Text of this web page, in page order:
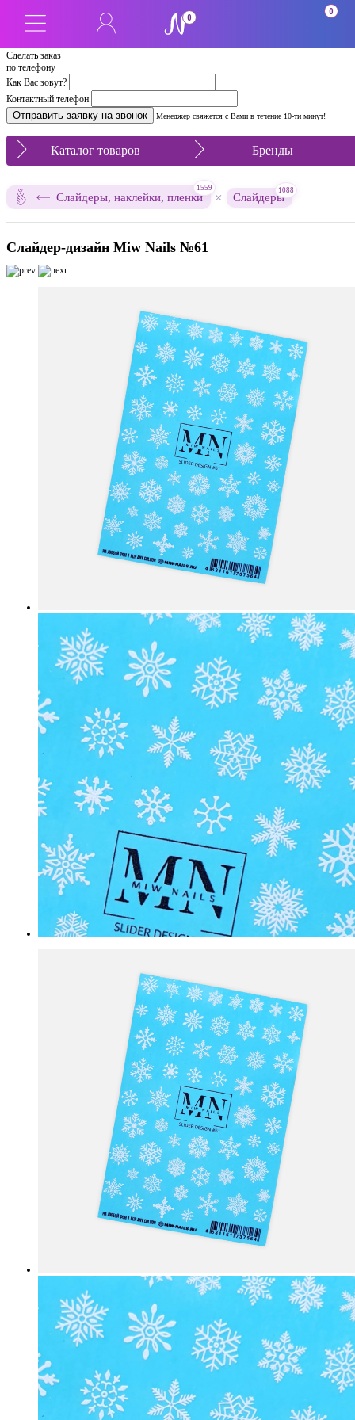
Сделать заказ
по телефону
Как Вас зовут?
Контактный телефон
Менеджер свяжется с Вами в течение 10-ти минут!
0
0
Каталог товаров Бренды
Слайдеры, наклейки, пленки
1559
× Слайдеры
1088
Слайдер-дизайн Miw Nails №61